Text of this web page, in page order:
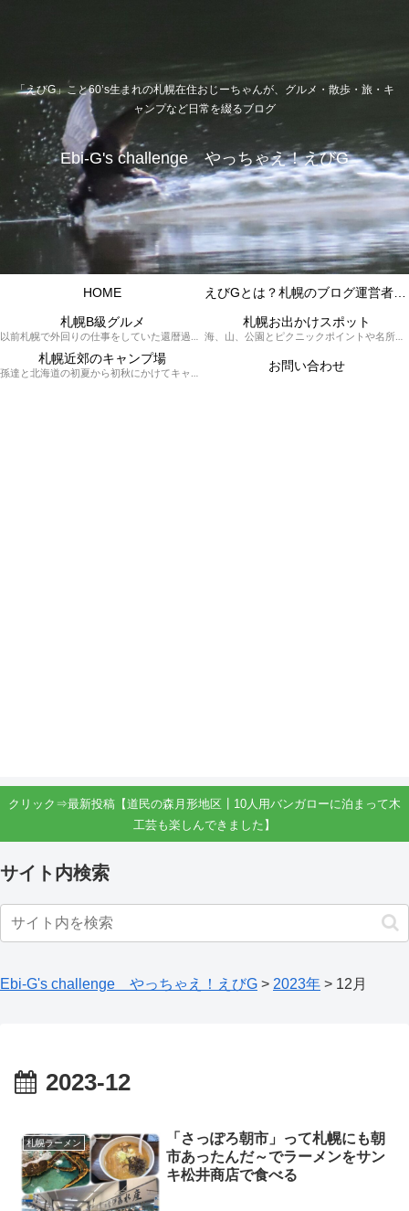
「えびG」こと60’s生まれの札幌在住おじーちゃんが、グルメ・散歩・旅・キ
ャンプなど日常を綴るブログ
Ebi-G's challenge やっちゃえ！えびG
HOME
札幌B級グルメ
以前札幌で外回りの仕事をしていた還暦過ぎブロガー「えびG」がランチ（サラリーマンランチ、サラメシ）を中心に、おそば、ラーメン、中華、日替わりランチを「札幌Bグルメ」と題してレポートしているブログカテゴリーのページです。現在は定年後の再雇用で札幌中とはいかなまでも会社の近くのすすきの界隈や家のある札幌市南区を中心に徘徊しております。
札幌お出かけスポット
海、山、公園とピクニックポイントや名所、旧跡などなど、、、、、札幌はもとより郊外の無理なく日帰りでいって帰ってこれるお出かけスポットを孫っち達（小学５、３年生、幼稚園年長さんの３人）とえびGがお出かけをして紹介しているページです。
札幌近郊のキャンプ場
孫達と北海道の初夏から初秋にかけてキャンプに出かけます。キャンプ場情報だったり料理だったり花火や遊びに虫取りとまさに「やっちゃえ！えびG」やりたい放題のブログです。 お問い合わせ
クリック⇒最新投稿【道民の森月形地区┃10人用バンガローに泊まって木
工芸も楽しんできました】
サイト内検索
Ebi-G's challenge やっちゃえ！えびG > 2023年 > 12月
2023-12
札幌ラーメン
「さっぽろ朝市」って札幌にも朝
市あったんだ～でラーメンをサン
キ松井商店で食べる